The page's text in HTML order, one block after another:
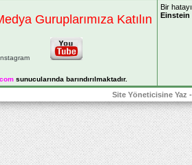
Guruplarımıza Katılın
sunucularında barındırılmaktadır.
Bir
Einstein
Site Yöneticisine Yaz